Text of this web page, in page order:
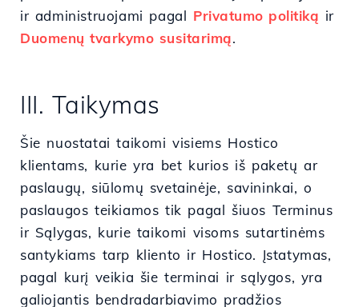
ir administruojami pagal Privatumo politiką ir
Duomenų tvarkymo susitarimą.
III. Taikymas
Šie nuostatai taikomi visiems Hostico
klientams, kurie yra bet kurios iš paketų ar
paslaugų, siūlomų svetainėje, savininkai, o
paslaugos teikiamos tik pagal šiuos Terminus
ir Sąlygas, kurie taikomi visoms sutartinėms
santykiams tarp kliento ir Hostico. Įstatymas,
pagal kurį veikia šie terminai ir sąlygos, yra
galiojantis bendradarbiavimo pradžios